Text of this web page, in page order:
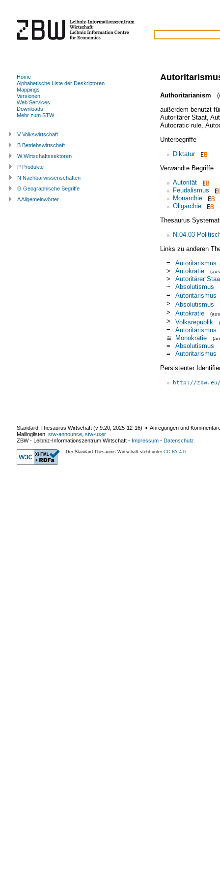
Authoritarianism
außerdem benutzt
Autoritärer Staat,
Autocratic rule,
Unterbegriffe
Diktatur
Verwandte Begriffe
Autorität
Feudalismus
Monarchie
Oligarchie
Thesaurus
N.04.03
Links zu anderen
=
Autoritarismus
>
Autokratie
>
Autoritärer
~
Absolutismus
=
Autoritarismus
>
Absolutismus
> Autokratie
> Volksrepublik
=
Autoritarismus
≅ Monokratie
= Absolutismus
=
Autoritarismus
Persistenter
http://
Home
Alphabetische Liste der Deskriptoren
Mappings
Versionen
Web Services
Downloads
Mehr zum STW
V Volkswirtschaft
B Betriebswirtschaft
W Wirtschaftssektoren
P Produkte
N Nachbarwissenschaften
G Geographische Begriffe
A Allgemeinwörter
Standard-Thesaurus Wirtschaft (v 9.20 2025-12-16) ▪ Anregungen und
Mailinglisten: stw-announce stw-user
ZBW - Leibniz-Informationszentrum Wirtschaft - Impressum - Datenschutz
Der Standard-Thesaurus Wirtschaft steht unter CC BY 4.0